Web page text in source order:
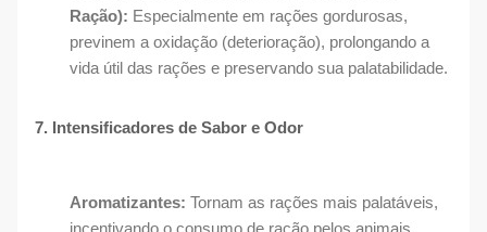
Ração): Especialmente em rações gordurosas,
previnem a oxidação (deterioração), prolongando a
vida útil das rações e preservando sua palatabilidade.
7. Intensificadores de Sabor e Odor
Aromatizantes: Tornam as rações mais palatáveis,
incentivando o consumo de ração pelos animais.